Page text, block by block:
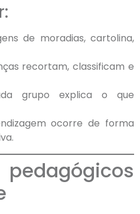
de moradias, cartolina,
recortam, classificam e
grupo explica o que
ocorre de forma